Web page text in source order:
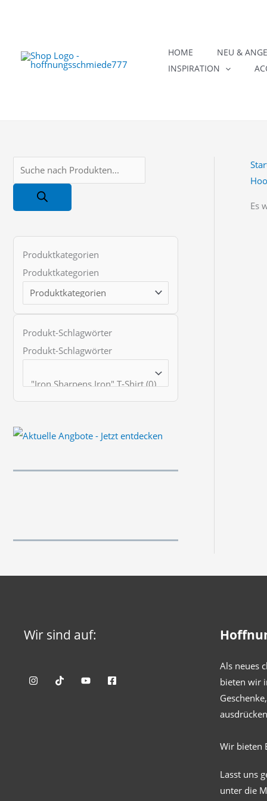
HOME NEU &
INSPIRATION
r
u
s
h
Produktkategorien
Produktkategorien
Produkt-Schlagwörter
Produkt-Schlagwörter
Es
Wir sind auf:
Als neues
bieten wir
Wir bieten
Lasst uns
unter die